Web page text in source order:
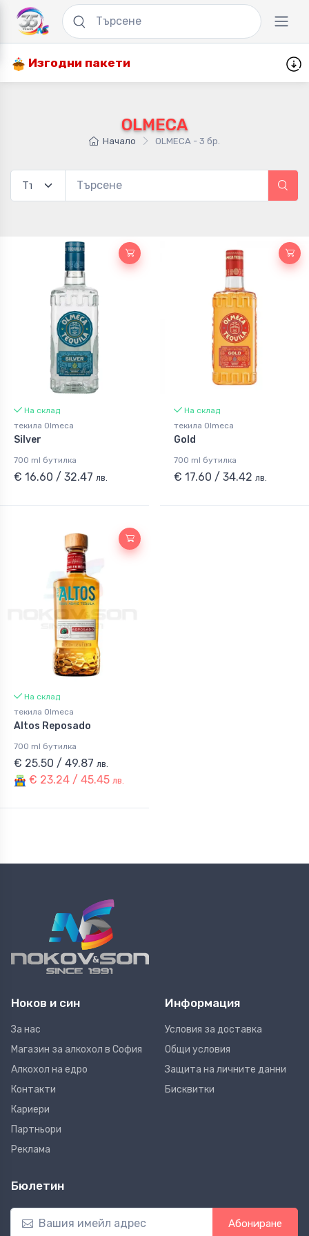
Изгодни пакети
OLMECA
Начало OLMECA - 3 бр.
На склад
текила Olmeca
Silver
700 ml бутилка
€ 16.60 / 32.47 лв.
На склад
текила Olmeca
Gold
700 ml бутилка
€ 17.60 / 34.42 лв.
На склад
текила Olmeca
Altos Reposado
700 ml бутилка
€ 25.50 / 49.87 лв.
€ 23.24 / 45.45 лв.
Ноков и син
За нас
Магазин за алкохол в София
Алкохол на едро
Контакти
Кариери
Партньори
Реклама
Информация
Условия за доставка
Общи условия
Защита на личните данни
Бисквитки
Бюлетин
Абониране